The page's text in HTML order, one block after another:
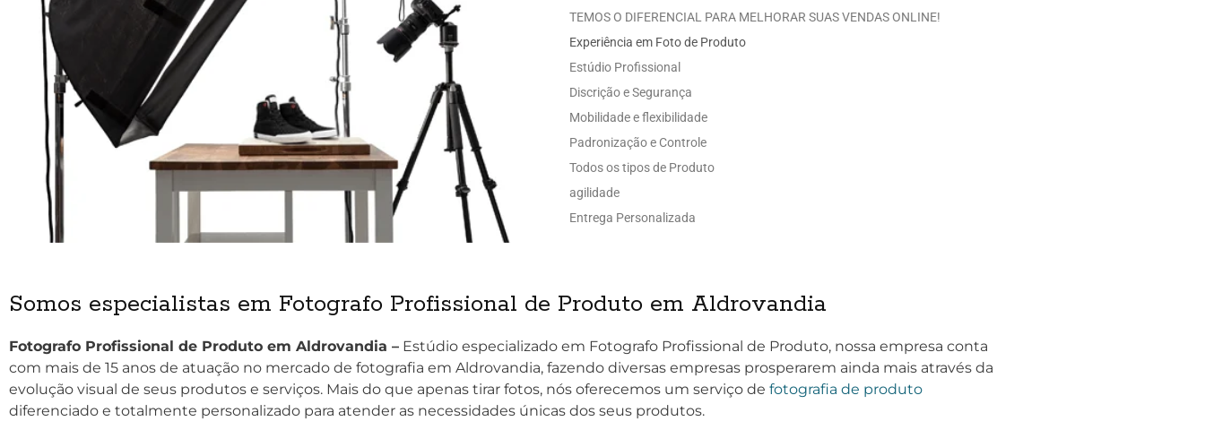
TEMOS O DIFERENCIAL PARA MELHORAR SUAS VENDAS ONLINE!
Experiência em Foto de Produto
Estúdio Profissional
Discrição e Segurança
Mobilidade e flexibilidade
Padronização e Controle
Todos os tipos de Produto
agilidade
Entrega Personalizada
Somos especialistas em Fotografo Profissional de Produto em Aldrovandia
Fotografo Profissional de Produto em Aldrovandia – Estúdio especializado em Fotografo Profissional de Produto, nossa empresa conta
com mais de 15 anos de atuação no mercado de fotografia em Aldrovandia, fazendo diversas empresas prosperarem ainda mais através da
evolução visual de seus produtos e serviços. Mais do que apenas tirar fotos, nós oferecemos um serviço de fotografia de produto
diferenciado e totalmente personalizado para atender as necessidades únicas dos seus produtos.